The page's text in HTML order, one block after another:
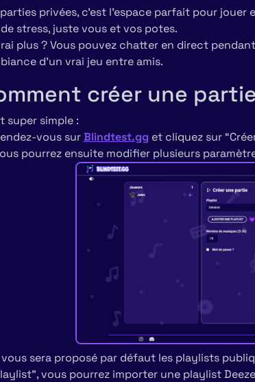
privées, c’est l’espace parfait pour
stress, juste vous et vos potes.
plus ? Vous pouvez chatter en direct
d’un vrai jeu entre amis.
créer une
super simple :
vous surBlindtest.gg et cliquez sur
pourrez ensuite modifier plusieurs
vous sera proposé par défaut les playlists
vous pourrez importer une playlist